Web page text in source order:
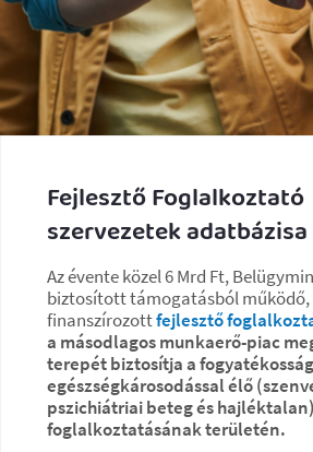
Fejlesztő Foglalkoztató
szervezetek adatbázisa
Az évente közel 6 Mrd Ft,
biztosított támogatásból
finanszírozottfejlesztő
a másodlagos munkaerő-piac
terepét biztosítja a
egészségkárosodással élő
pszichiátriai beteg és
foglalkoztatásának területén.